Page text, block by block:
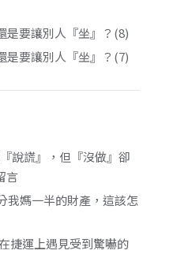
是要讓別人『坐』？(8)
是要讓別人『坐』？(7)
說謊』，但『沒做』卻
言
我媽一半的財產，這該怎
捷運上遇見受到驚嚇的